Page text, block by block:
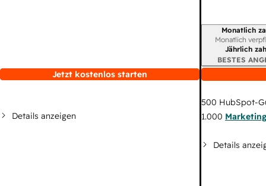
Jetzt kostenlos starten
Details anzeigen
Monatlich
Monatlich
Jährlich
BESTES
500 HubSpot-
1.000
Details